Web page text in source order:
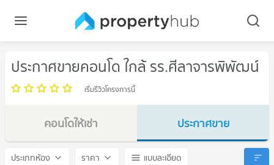
ประกาศขายคอนโด ใกล้ รร.ศีลาจารพิพัฒน์
เริ่มรีวิวโครงการนี้
คอนโดให้เช่า
รร.ศีลาจารพิพัฒน์
ประกาศขาย
รร.ศีลาจารพิพัฒน์
ประเภทห้อง ราคา
แบบละเอียด